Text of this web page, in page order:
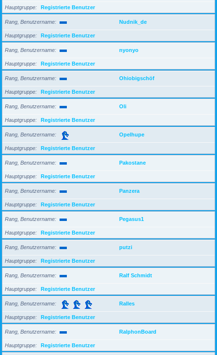
Hauptgruppe Registrierte Benutzer
Rang, Benutzername Nudnik_de
Hauptgruppe Registrierte Benutzer
Rang, Benutzername nyonyo
Hauptgruppe Registrierte Benutzer
Rang, Benutzername Ohiobigschöf
Hauptgruppe Registrierte Benutzer
Rang, Benutzername Oli
Hauptgruppe Registrierte Benutzer
Rang, Benutzername Opelhupe
Hauptgruppe Registrierte Benutzer
Rang, Benutzername Pakostane
Hauptgruppe Registrierte Benutzer
Rang, Benutzername Panzera
Hauptgruppe Registrierte Benutzer
Rang, Benutzername Pegasus1
Hauptgruppe Registrierte Benutzer
Rang, Benutzername putzi
Hauptgruppe Registrierte Benutzer
Rang, Benutzername Ralf Schmidt
Hauptgruppe Registrierte Benutzer
Rang, Benutzername Ralles
Hauptgruppe Registrierte Benutzer
Rang, Benutzername RalphonBoard
Hauptgruppe Registrierte Benutzer